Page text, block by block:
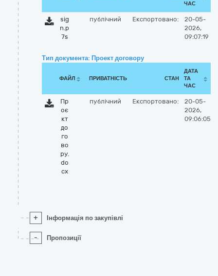
ЧАС
sig
n.p
7s
публічний Експортовано:
20-05-
2026,
09:07:19
Тип документа: Проект договору
ФАЙЛ ПРИВАТНІСТЬ СТАН
ДАТА
ТА
ЧАС
Пр
оє
кт
до
го
во
ру.
do
cx
публічний Експортовано:
20-05-
2026,
09:06:05
+ Інформація по закупівлі
- Пропозиції